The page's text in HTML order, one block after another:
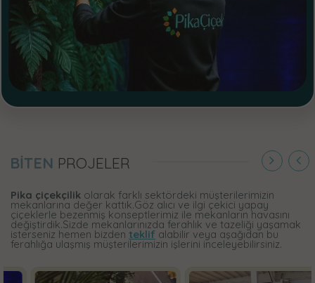
BİTEN PROJELER
Pika çiçekçilik olarak farklı sektördeki müşterilerimizin
mekanlarına değer kattık.Göz alıcı ve ilgi çekici yapay
çiçeklerle bezenmiş konseptlerimiz ile mekanların havasını
değiştirdik.Sizde mekanlarınızda ferahlık ve tazeliği yaşamak
isterseniz hemen bizden teklif alabilir veya aşağıdan bu
ferahlığa ulaşmış müşterilerimizin işlerini inceleyebilirsiniz.